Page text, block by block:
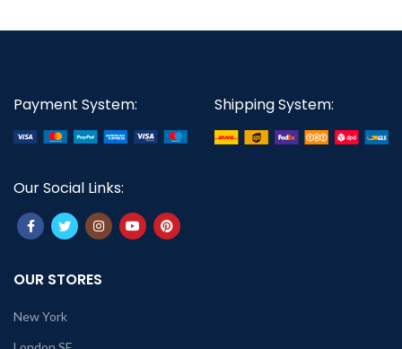
Payment System: Shipping System:
Our Social Links:
OUR STORES
New York